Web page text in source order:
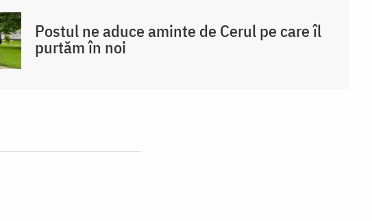
Postul ne aduce aminte de Cerul pe care îl
purtăm în noi